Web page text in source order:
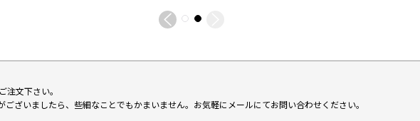
注文下さい。
ざいましたら、些細なことでもかまいません。お気軽にメールにてお問い合わせください。